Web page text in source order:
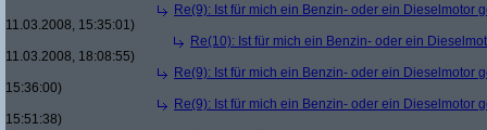
Re(9): Ist für mich ein Benzin- oder ein Dieselmotor
11.03.2008, 15:35:01)
Re(10): Ist für mich ein Benzin- oder ein
11.03.2008, 18:08:55)
Re(9): Ist für mich ein Benzin- oder ein Dieselmotor
15:36:00)
Re(9): Ist für mich ein Benzin- oder ein Dieselmotor
15:51:38)